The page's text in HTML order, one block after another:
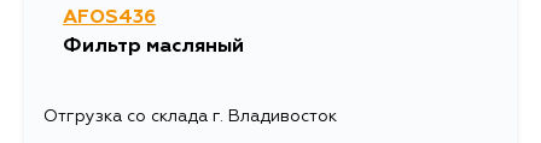
11 августа
AFOS436
Фильтр масляный
Отгрузка со склада г. Владивосток